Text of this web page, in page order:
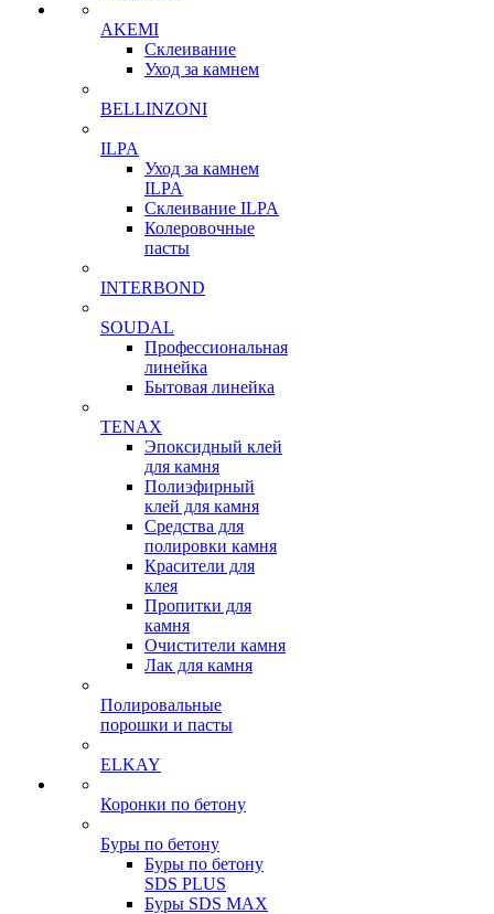
AKEMI
Склеивание
Уход за камнем
BELLINZONI
ILPA
Уход за камнем
ILPA
Склеивание ILPA
Колеровочные
пасты
INTERBOND
SOUDAL
Профессиональная
линейка
Бытовая линейка
TENAX
Эпоксидный клей
для камня
Полиэфирный
клей для камня
Средства для
полировки камня
Красители для
клея
Пропитки для
камня
Очистители камня
Лак для камня
Полировальные
порошки и пасты
ELKAY
Коронки по бетону
Буры по бетону
Буры по бетону
SDS PLUS
Буры SDS MAX